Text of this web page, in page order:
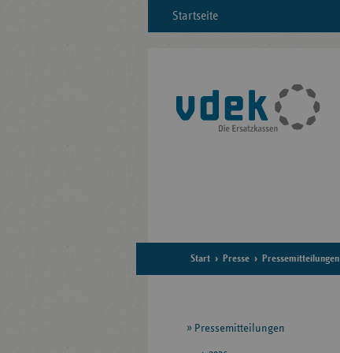
Startseite
Start Presse Pressemitteilungen
Seitennavigation
Pressemitteilungen